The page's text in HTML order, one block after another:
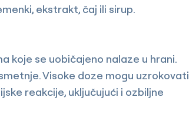
ekstrakt, čaj ili sirup.
koje se uobičajeno nalaze u hrani.
Visoke doze mogu uzrokovati
reakcije, uključujući i ozbiljne